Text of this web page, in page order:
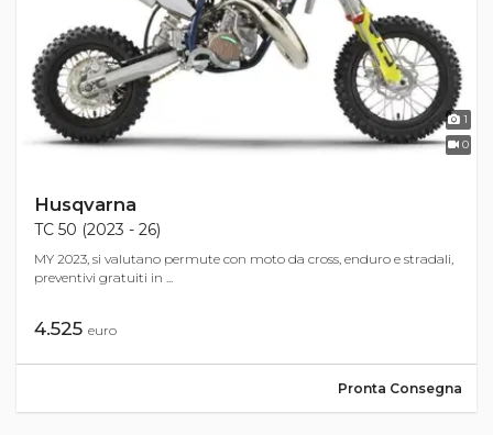
1
0
Husqvarna
TC 50 (2023 - 26)
MY 2023, si valutano permute con moto da cross, enduro e stradali,
preventivi gratuiti in ...
4.525 euro
Pronta Consegna